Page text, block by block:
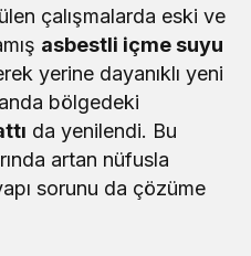
çalışmalarda eski ve
asbestli içme suyu
yerine dayanıklı yeni
bölgedeki
da yenilendi. Bu
artan nüfusla
sorunu da çözüme